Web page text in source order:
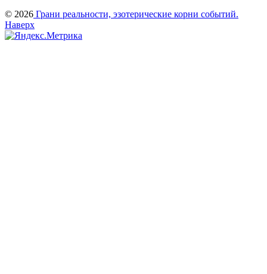
© 2026 Грани реальности, эзотерические корни событий.
Наверх